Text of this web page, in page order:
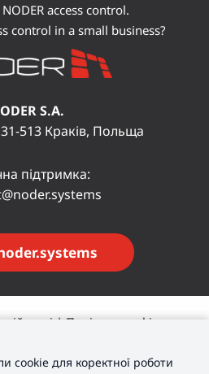
access control.
control in a small business?
S.A.
513 Краків, Польща
підтримка:
| Політика cookie
cookie для коректної роботи